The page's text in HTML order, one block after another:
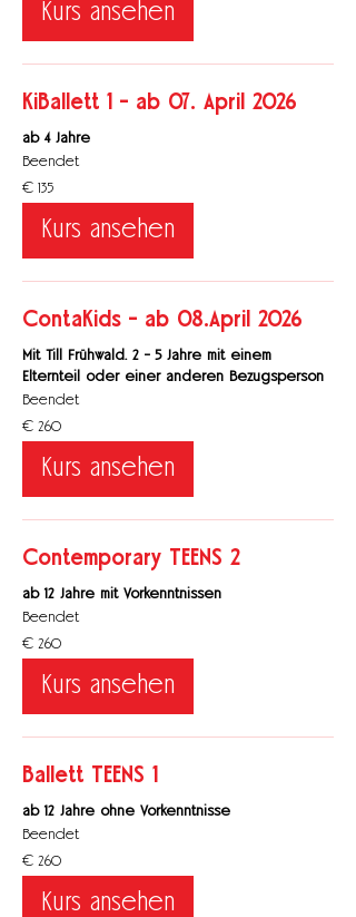
Kurs ansehen
KiBallett 1 - ab 07. April 2026
ab 4 Jahre
Beendet
135
Euro
€ 135
Kurs ansehen
ContaKids - ab 08.April 2026
Mit Till Frühwald. 2 - 5 Jahre mit einem
Elternteil oder einer anderen Bezugsperson
Beendet
260
Euro
€ 260
Kurs ansehen
Contemporary TEENS 2
ab 12 Jahre mit Vorkenntnissen
Beendet
260
Euro
€ 260
Kurs ansehen
Ballett TEENS 1
ab 12 Jahre ohne Vorkenntnisse
Beendet
260
Euro
€ 260
Kurs ansehen